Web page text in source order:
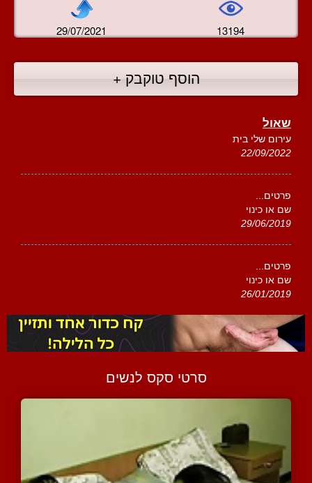
29/07/2021 13194
הוסף טוקבק +
שאול
עירום שלי בית
22/09/2022
פרטים...
שם או כינוי
29/06/2019
פרטים...
שם או כינוי
26/01/2019
סרטי סקס לנשים